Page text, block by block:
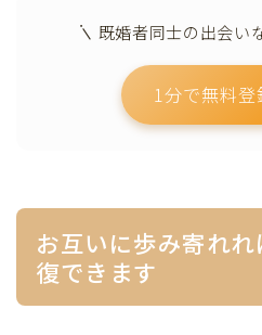
既婚者同士の出会い
1分で無料登
お互いに歩み寄れ
復できます